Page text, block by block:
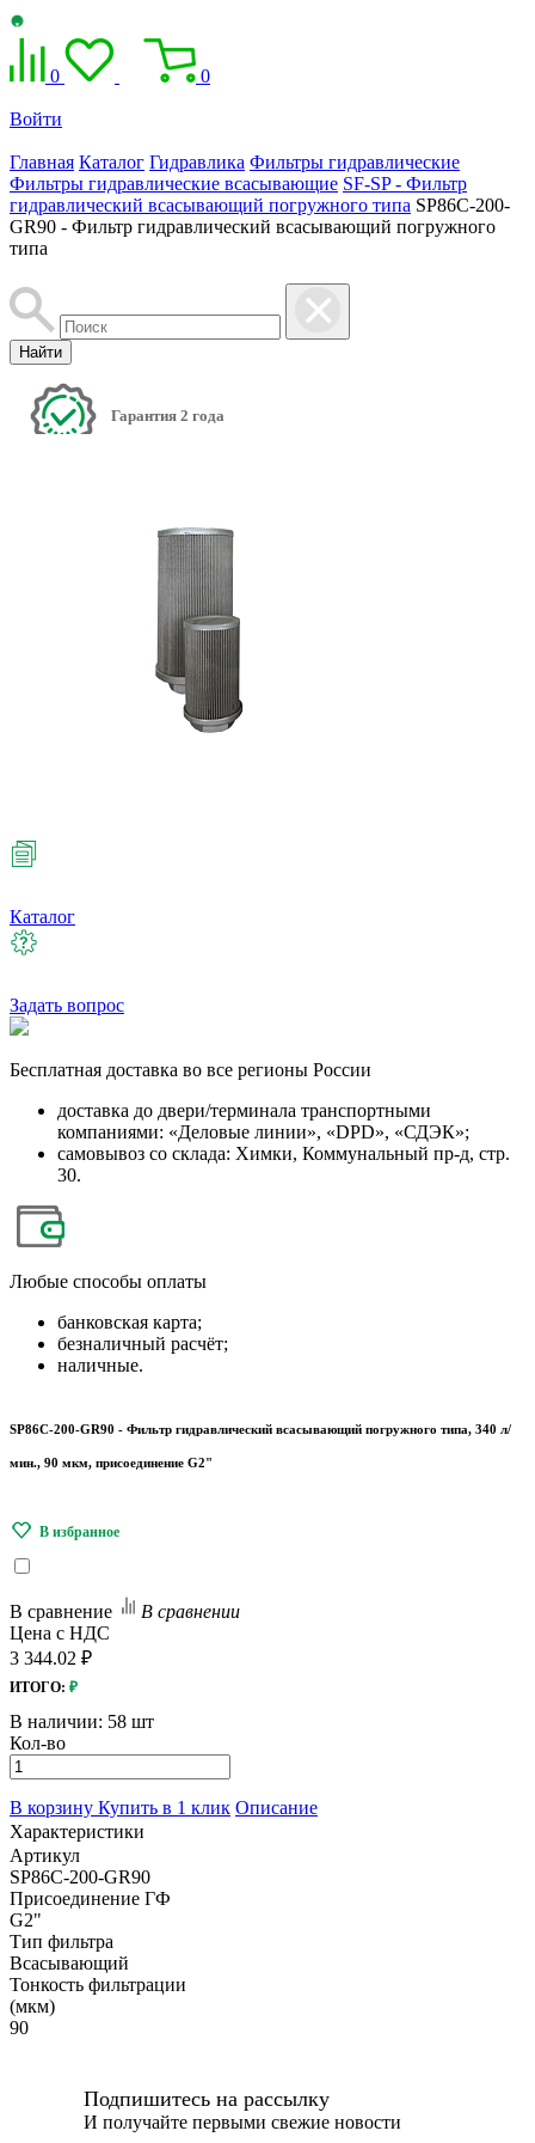
0 0
Войти
Главная Каталог Гидравлика Фильтры гидравлические
Фильтры гидравлические всасывающие SF-SP - Фильтр
гидравлический всасывающий погружного типа SP86C-200-
GR90 - Фильтр гидравлический всасывающий погружного
типа
Найти
Гарантия 2 года
Каталог
Задать вопрос
Бесплатная доставка во все регионы России
доставка до двери/терминала транспортными
компаниями: «Деловые линии», «DPD», «СДЭК»;
самовывоз со склада: Химки, Коммунальный пр-д, стр.
30.
Любые способы оплаты
банковская карта;
безналичный расчёт;
наличные.
SP86C-200-GR90 - Фильтр гидравлический всасывающий погружного типа, 340 л/
мин., 90 мкм, присоединение G2"
В сравнение
В сравнении
Цена с НДС
3 344.02 ₽
ИТОГО: ₽
В наличии: 58 шт
Кол-во
В корзину Купить в 1 клик Описание
Характеристики
Артикул
SP86C-200-GR90
Присоединение ГФ
G2"
Тип фильтра
Всасывающий
Тонкость фильтрации
(мкм)
90
Подпишитесь на рассылку
И получайте первыми свежие новости